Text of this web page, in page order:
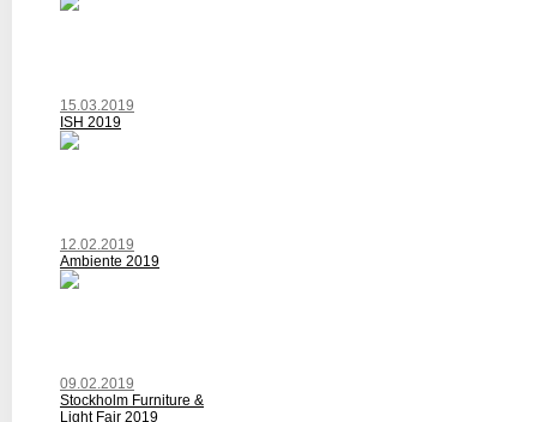
15.03.2019
ISH 2019
12.02.2019
Ambiente 2019
09.02.2019
Stockholm Furniture &
Light Fair 2019